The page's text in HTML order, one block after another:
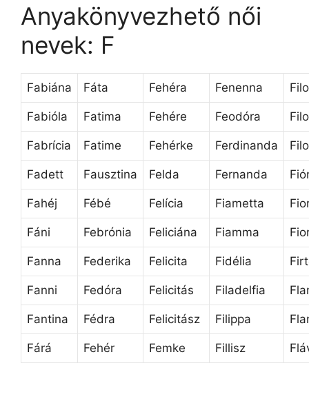
Anyakönyvezhető női
nevek: F
Fabiána Fáta Fehéra Fenenna
Fabióla Fatima Fehére Feodóra
Fabrícia Fatime Fehérke Ferdinanda
Fadett Fausztina Felda Fernanda
Fahéj Fébé Felícia Fiametta
Fáni Febrónia Feliciána Fiamma
Fanna Federika Felicita Fidélia
Fanni Fedóra Felicitás Filadelfia
Fantina Fédra Felicitász Filippa
Fárá Fehér Femke Fillisz